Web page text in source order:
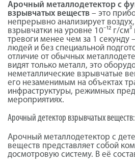
Арочный металлодетектор с
взрывчатых веществ – это
непрерывно анализирует
взрывчатки на уровне 10⁻¹² г/
тревоги менее чем за 1 секунду
людей и без специальной
отличие от обычных
видят только металл, это
неметаллические взрывчатые
его незаменимым на объектах
инфраструктуры, режимных
мероприятиях.
Арочный детектор взрывчатых веществ:
Арочный металлодетектор с
веществ представляет собой
досмотровую систему. В её